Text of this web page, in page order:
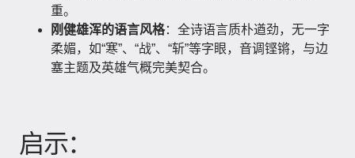
重。
刚健雄浑的语言风格：全诗语言质朴遒劲，无一字
柔媚，如“寒”、“战”、“斩”等字眼，音调铿锵，与边
塞主题及英雄气概完美契合。
启示：